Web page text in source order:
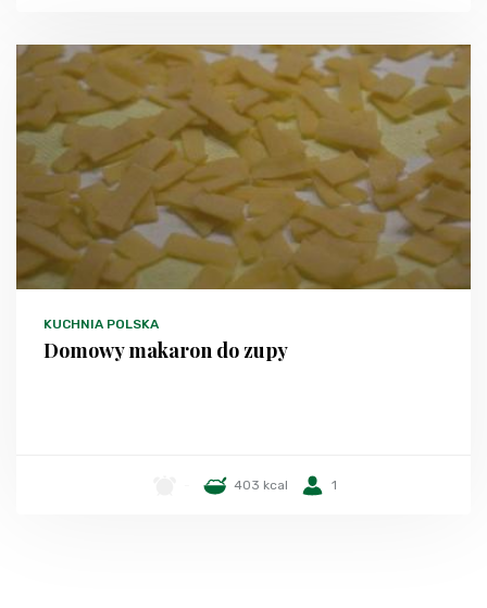
KUCHNIA POLSKA
Domowy makaron do zupy
403 kcal 1